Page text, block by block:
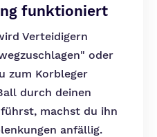
funktioniert
Verteidigern
oder
zum Korbleger
durch deinen
machst du ihn
anfällig.